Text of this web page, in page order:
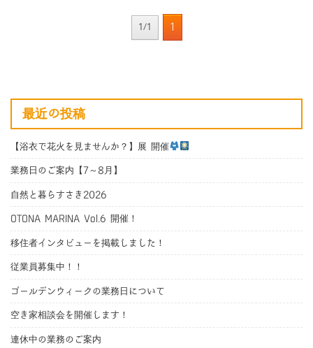
1/1 1
最近の投稿
【浴衣で花火を見ませんか？】展 開催
業務日のご案内【7～8月】
自然と暮らすさき2026
OTONA MARINA Vol.6 開催！
移住者インタビューを掲載しました！
従業員募集中！！
ゴールデンウィークの業務日について
空き家相談会を開催します！
連休中の業務のご案内